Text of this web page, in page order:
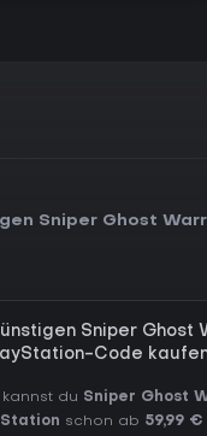
Sniper Ghost
Sniper Ghost
Code
du Sniper Ghost
schon ab 59,99 €